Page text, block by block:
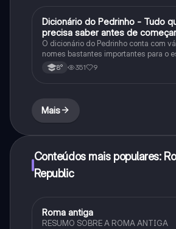
História
Dicionário do Pedrinho - Tudo
precisa saber antes de
segundo reinado!
O dicionário do Pedrinho conta com
nomes bastantes importantes para o
segundo reinado e muito mais.
8° 351 9
Mais
Conteúdos mais populares:
Republic
História
Roma antiga
RESUMO SOBRE A ROMA ANTIGA